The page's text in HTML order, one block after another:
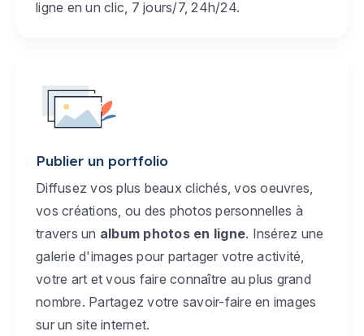
ligne en un clic, 7 jours/7, 24h/24.
Publier un portfolio
Diffusez vos plus beaux clichés, vos oeuvres,
vos créations, ou des photos personnelles à
travers un album photos en ligne. Insérez une
galerie d'images pour partager votre activité,
votre art et vous faire connaître au plus grand
nombre. Partagez votre savoir-faire en images
sur un site internet.